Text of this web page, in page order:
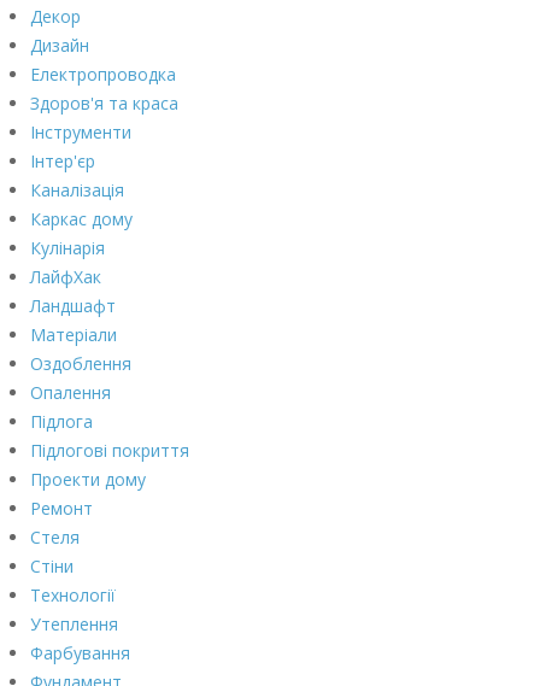
Декор
Дизайн
Електропроводка
Здоров'я та краса
Інструменти
Інтер'єр
Каналізація
Каркас дому
Кулінарія
ЛайфХак
Ландшафт
Матеріали
Оздоблення
Опалення
Підлога
Підлогові покриття
Проекти дому
Ремонт
Стеля
Стіни
Технології
Утеплення
Фарбування